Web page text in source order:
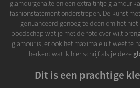
glamourgehalte en een extra tintje glamour
fashionstatement onderstrepen. De kunst
genuanceerd genoeg te doen om het
boodschap wat je met de foto over wilt
glamour is, er ook het maximale uit weet te
herkent wat ik hier schrijf als je deze
Dit is een prachtige